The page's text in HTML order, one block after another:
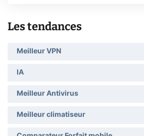
Les tendances
Meilleur VPN
IA
Meilleur Antivirus
Meilleur climatiseur